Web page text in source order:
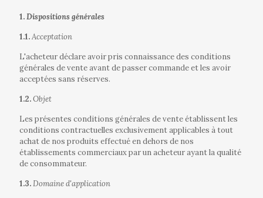
1.Dispositions générales
1.1.Acceptation
L'acheteur déclare avoir pris connaissance des conditions
générales de vente avant de passer commande et les avoir
acceptées sans réserves.
1.2.Objet
Les présentes conditions générales de vente établissent les
conditions contractuelles exclusivement applicables à tout
achat de nos produits effectué en dehors de nos
établissements commerciaux par un acheteur ayant la qualité
de consommateur.
1.3.Domaine d'application